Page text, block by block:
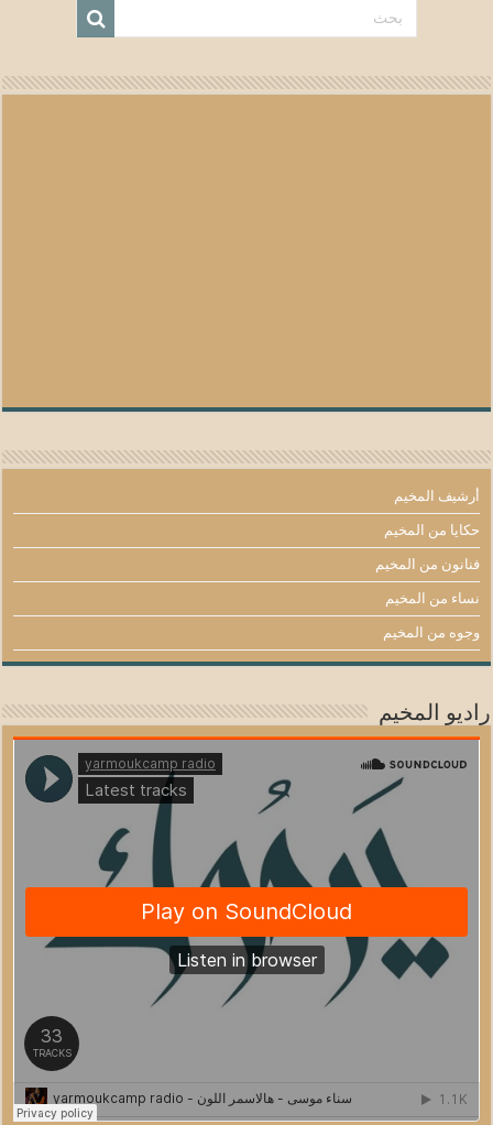
أرشيف المخيم
حكايا من المخيم
فنانون من المخيم
نساء من المخيم
وجوه من المخيم
راديو المخيم